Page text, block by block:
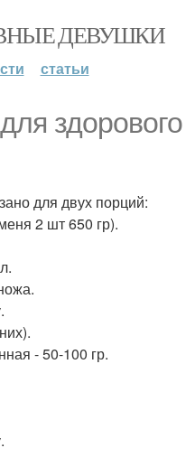
ДЕВУШКИ
статьи
здорового
для двух порций:
2 шт 650 гр).
- 50-100 гр.